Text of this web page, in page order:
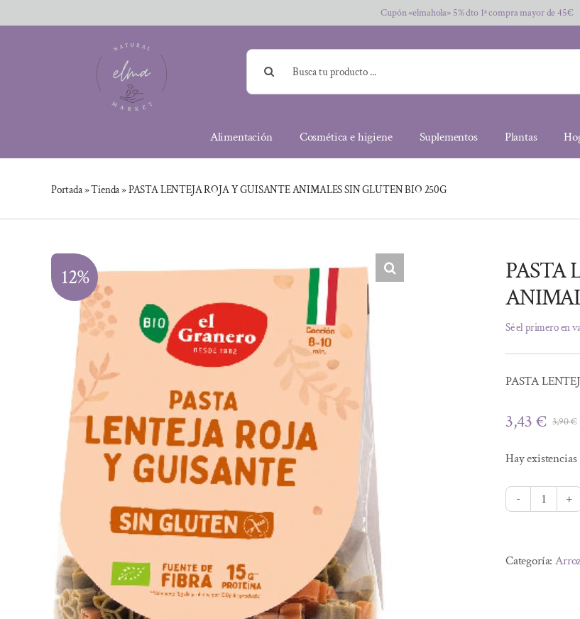
al
Cupón «elmahola» 5% dto 1ª compra mayor de 45€
Buscar:
Alimentación Cosmética e higiene Suplementos Plantas
Portada»Tienda»PASTA LENTEJA ROJA Y GUISANTE ANIMALES SIN GLUTEN BIO 250G
12%
PASTA
Sé el primero en
PASTA
3,90€El
3,43€
El
Hay existencias
PASTA
Y
Categoría: